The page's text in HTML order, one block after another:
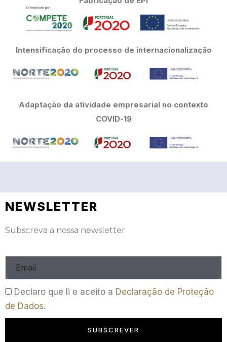
Intensificação do processo de internacionalização
Adaptação da atividade empresarial no contexto
COVID-19
NEWSLETTER
Subscreva a nossa newsletter
Declaro que li e aceito a Declaração de Proteção
de Dados.
SUBSCREVER